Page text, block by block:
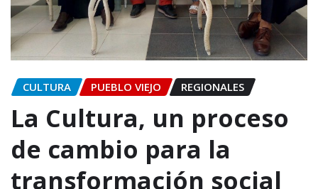
CULTURA PUEBLO VIEJO REGIONALES
La Cultura, un proceso
de cambio para la
transformación social